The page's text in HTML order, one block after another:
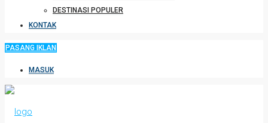
DESTINASI POPULER
KONTAK
PASANG IKLAN
MASUK